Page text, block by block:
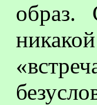
образ.